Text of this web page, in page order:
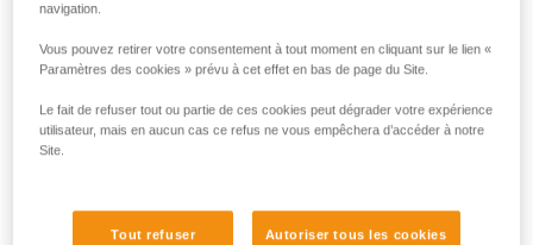
navigation.
Vous pouvez retirer votre consentement à tout moment en cliquant sur le lien «
Paramètres des cookies » prévu à cet effet en bas de page du Site.
Le fait de refuser tout ou partie de ces cookies peut dégrader votre expérience
utilisateur, mais en aucun cas ce refus ne vous empêchera d’accéder à notre
Site.
Tout refuser Autoriser tous les cookies